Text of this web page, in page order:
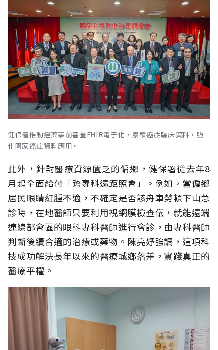
健保署推動癌藥事前審查FHIR電子化，累積癌症臨床資料，強
化國家癌症資料應用。
此外，針對醫療資源匱乏的偏鄉，健保署從去年8
月起全面給付「跨專科遠距照會」。例如，當偏鄉
居民眼睛紅腫不適，不確定是否該舟車勞頓下山急
診時，在地醫師只要利用視網膜檢查儀，就能遠端
連線都會區的眼科專科醫師進行會診，由專科醫師
判斷後續合適的治療或藥物。陳亮妤強調，這項科
技成功解決長年以來的醫療城鄉落差，實踐真正的
醫療平權。